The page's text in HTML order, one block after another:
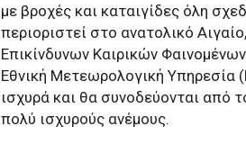
με βροχές και καταιγίδες όλη
περιοριστεί στο ανατολικό
Επικίνδυνων Καιρικών
Εθνική Μετεωρολογική Υπηρεσία
ισχυρά και θα συνοδεύονται από
πολύ ισχυρούς ανέμους.